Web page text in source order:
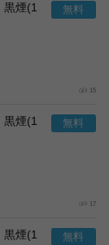
煙(1
15
煙(1
17
煙(1